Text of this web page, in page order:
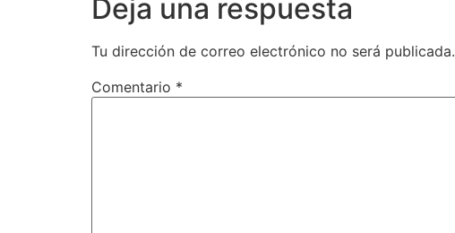
Deja una respuesta
Tu dirección de correo electrónico no será publicada.
Comentario *